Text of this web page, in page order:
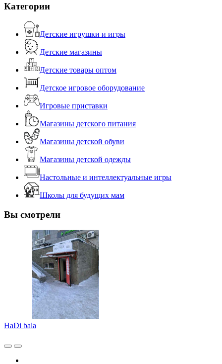
Категории
Детские игрушки и игры
Детские магазины
Детские товары оптом
Детское игровое оборудование
Игровые приставки
Магазины детского питания
Магазины детской обуви
Магазины детской одежды
Настольные и интеллектуальные игры
Школы для будущих мам
Вы смотрели
HaDi bala